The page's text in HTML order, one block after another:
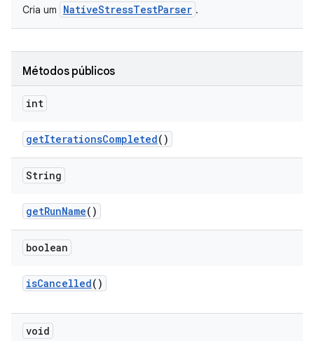
Cria um NativeStressTestParser .
Métodos públicos
int
getIterationsCompleted()
String
getRunName()
boolean
isCancelled()
void